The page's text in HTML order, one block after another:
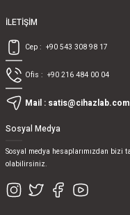
İLETİŞİM
Cep : +90 543 308 98 17
Ofis : +90 216 484 00 04
Mail : satis@cihazlab.com
Sosyal Medya
Sosyal medya hesaplarımızdan bizi
olabilirsiniz.